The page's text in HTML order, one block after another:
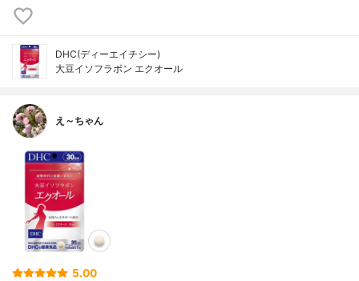
DHC(ディーエイチシー)
大豆イソフラボン エクオール
え～ちゃん
5.00